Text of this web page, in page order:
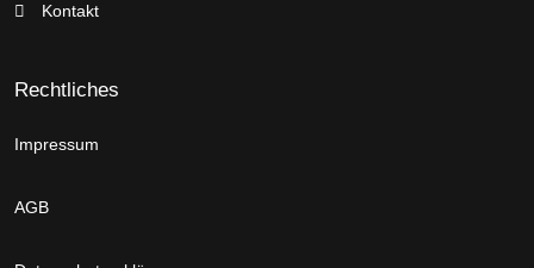
Kontakt
Rechtliches
Impressum
AGB